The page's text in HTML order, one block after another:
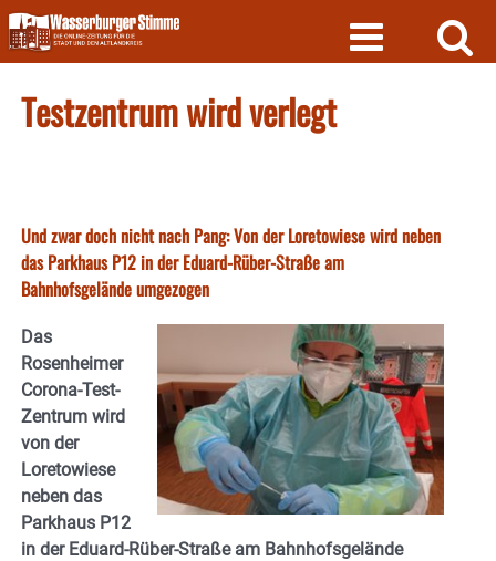
Skip
to
content
Testzentrum wird verlegt
Und zwar doch nicht nach Pang: Von der Loretowiese wird neben
das Parkhaus P12 in der Eduard-Rüber-Straße am
Bahnhofsgelände umgezogen
Das
Rosenheimer
Corona-Test-
Zentrum wird
von der
Loretowiese
neben das
Parkhaus P12
in der Eduard-Rüber-Straße am Bahnhofsgelände